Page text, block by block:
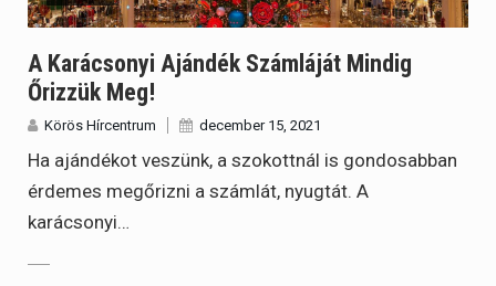
A Karácsonyi Ajándék Számláját Mindig
Őrizzük Meg!
Körös Hírcentrum december 15, 2021
Ha ajándékot veszünk, a szokottnál is gondosabban
érdemes megőrizni a számlát, nyugtát. A
karácsonyi…